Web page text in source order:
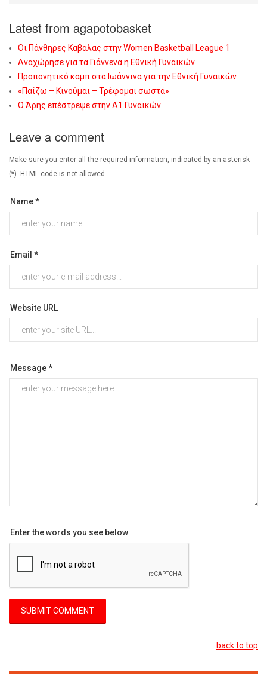
Latest from agapotobasket
Οι Πάνθηρες Καβάλας στην Women Basketball League 1
Αναχώρησε για τα Γιάννενα η Εθνική Γυναικών
Προπονητικό καμπ στα Ιωάννινα για την Εθνική Γυναικών
«Παίζω – Κινούμαι – Τρέφομαι σωστά»
Ο Άρης επέστρεψε στην Α1 Γυναικών
Leave a comment
Make sure you enter all the required information, indicated by an asterisk
(*). HTML code is not allowed.
Name *
Email *
Website URL
Message *
Enter the words you see below
back to top